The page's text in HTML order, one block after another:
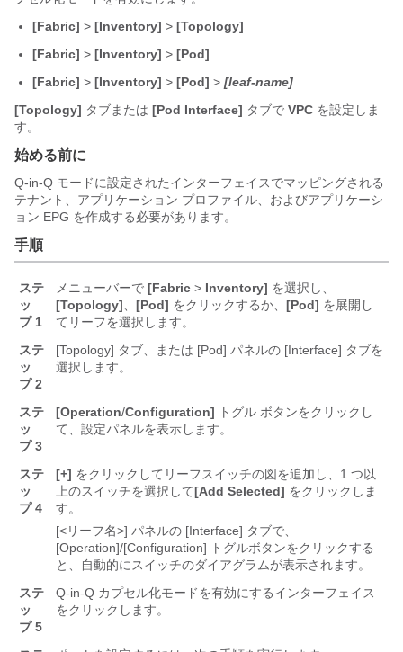
[Fabric] > [Inventory] > [Topology]
[Fabric] > [Inventory] > [Pod]
[Fabric] > [Inventory] > [Pod] > [leaf-name]
[Topology] タブまたは [Pod Interface] タブで VPC を設定しま
す。
始める前に
Q-in-Q モードに設定されたインターフェイスでマッピングされる
テナント、アプリケーション プロファイル、およびアプリケーシ
ョン EPG を作成する必要があります。
手順
ステ
ッ
プ 1
メニューバーで [Fabric > Inventory] を選択し、
[Topology]
[Pod] をクリックするか、 [Pod] を展開し
てリーフを選択します。
ステ
ッ
プ 2
[Topology] タブ、または [Pod] パネルの [Interface] タブを
選択します。
ステ
ッ
プ 3
[Operation/Configuration] トグル ボタンをクリックし
て、設定パネルを表示します。
ステ
ッ
プ 4
[+] をクリックしてリーフスイッチの図を追加し、1 つ以
上のスイッチを選択して[Add Selected] をクリックしま
す。
[<リーフ名>] パネルの [Interface] タブで、
[Operation]/[Configuration] トグルボタンをクリックする
と、自動的にスイッチのダイアグラムが表示されます。
ステ
ッ
プ 5
Q-in-Q カプセル化モードを有効にするインターフェイス
をクリックします。